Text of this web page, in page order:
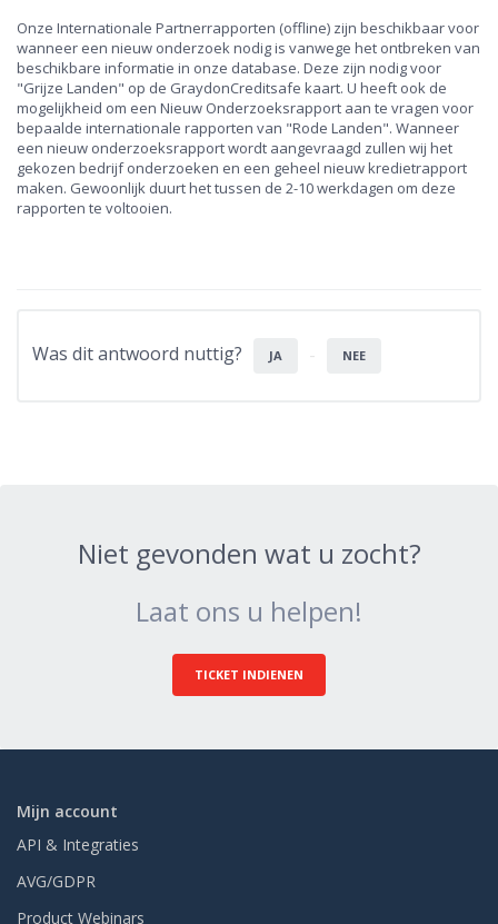
Onze Internationale Partnerrapporten (offline) zijn beschikbaar voor
wanneer een nieuw onderzoek nodig is vanwege het ontbreken van
beschikbare informatie in onze database. Deze zijn nodig voor
"Grijze Landen" op de GraydonCreditsafe kaart. U heeft ook de
mogelijkheid om een Nieuw Onderzoeksrapport aan te vragen voor
bepaalde internationale rapporten van "Rode Landen". Wanneer
een nieuw onderzoeksrapport wordt aangevraagd zullen wij het
gekozen bedrijf onderzoeken en een geheel nieuw kredietrapport
maken. Gewoonlijk duurt het tussen de 2-10 werkdagen om deze
rapporten te voltooien.
Was dit antwoord nuttig? JA NEE
Niet gevonden wat u zocht?
Laat ons u helpen!
TICKET INDIENEN
Mijn account
API & Integraties
AVG/GDPR
Product Webinars